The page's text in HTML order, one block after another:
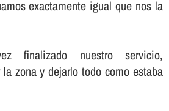
exactamente igual que nos la
finalizado nuestro servicio,
zona y dejarlo todo como estaba